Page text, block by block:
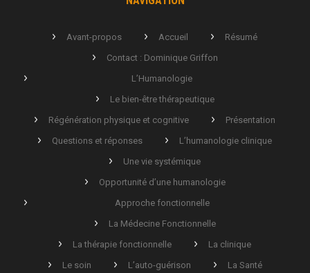
Avant-propos Accueil
Résumé
Contact : Dominique Griffon
L’Humanologie
Le bien-être thérapeutique
Régénération physique et cognitive
Présentation
Questions et réponses
L’humanologie clinique
Une vie systémique
Opportunité d’une humanologie
Approche fonctionnelle
La Médecine Fonctionnelle
La thérapie fonctionnelle
La clinique
Le soin
L’auto-guérison La Santé